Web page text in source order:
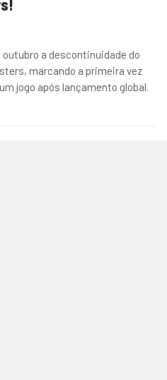
a descontinuidade do
marcando a primeira vez
jogo após lançamento global.